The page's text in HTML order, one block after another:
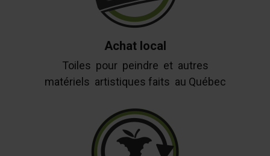
Achat local
Toiles pour peindre et autres
matériels artistiques faits au Québec